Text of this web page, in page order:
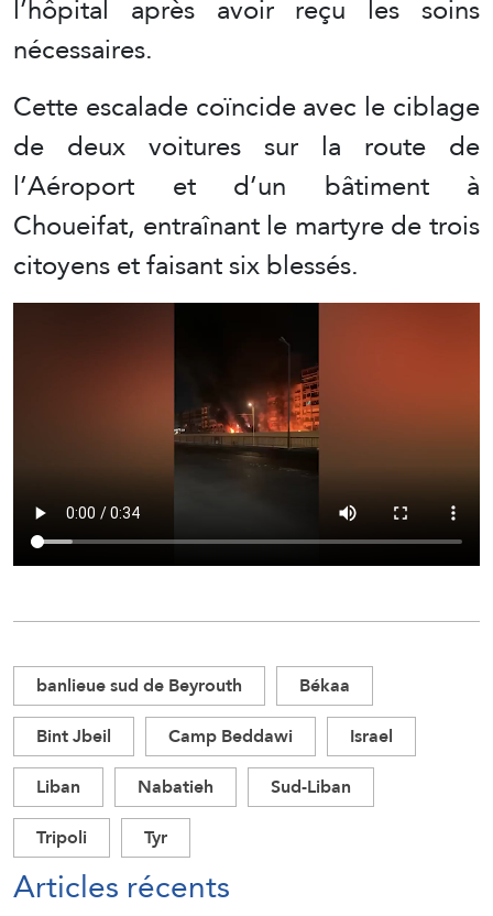
nécessaires.
Cette escalade coïncide avec le ciblage
de deux voitures sur la route de
l’Aéroport et d’un bâtiment à
Choueifat, entraînant le martyre de trois
citoyens et faisant six blessés.
banlieue sud de Beyrouth
Békaa
Bint Jbeil
Camp Beddawi
Israel
Liban
Nabatieh
Sud-Liban
Tripoli
Tyr
Articles récents